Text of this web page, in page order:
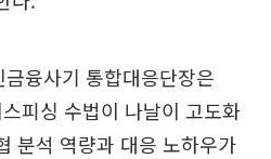
융사기 통합대응단장은
피싱 수법이 나날이 고도화
분석 역량과 대응 노하우가